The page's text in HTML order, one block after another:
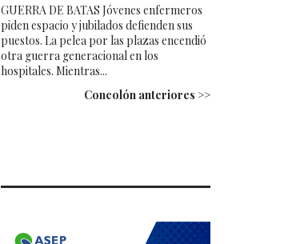
GUERRA DE BATAS Jóvenes enfermeros
piden espacio y jubilados defienden sus
puestos. La pelea por las plazas encendió
otra guerra generacional en los
hospitales. Mientras...
Concolón anteriores >>